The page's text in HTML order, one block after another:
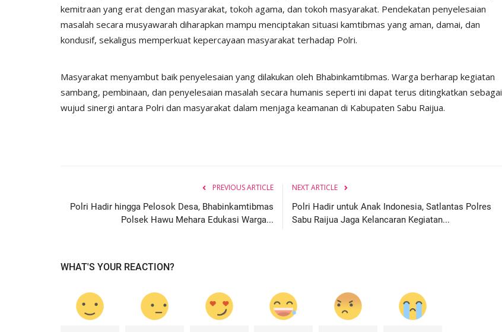
kemitraan yang erat dengan masyarakat, tokoh agama, dan tokoh masyarakat. Pendekatan penyelesaian
masalah secara musyawarah diharapkan mampu menciptakan situasi kamtibmas yang aman, damai, dan
kondusif, sekaligus memperkuat kepercayaan masyarakat terhadap Polri.
Masyarakat menyambut baik penyelesaian yang dilakukan oleh Bhabinkamtibmas. Warga berharap kegiatan
sambang, pembinaan, dan penyelesaian masalah secara humanis seperti ini dapat terus ditingkatkan sebagai
wujud sinergi antara Polri dan masyarakat dalam menjaga keamanan di Kabupaten Sabu Raijua.
PREVIOUS ARTICLE
Polri Hadir hingga Pelosok Desa, Bhabinkamtibmas
Polsek Hawu Mehara Edukasi Warga...
NEXT ARTICLE
Polri Hadir untuk Anak Indonesia, Satlantas Polres
Sabu Raijua Jaga Kelancaran Kegiatan...
WHAT'S YOUR REACTION?